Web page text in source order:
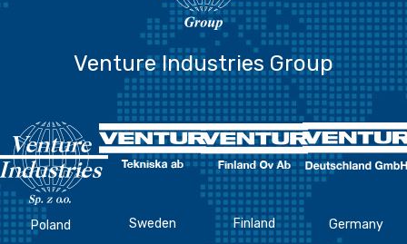
Venture Industries Group
Poland Sweden Finland Germany